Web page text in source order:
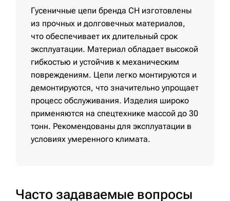
Гусеничные цепи бренда CH изготовлены
из прочных и долговечных материалов,
что обеспечивает их длительный срок
эксплуатации. Материал обладает высокой
гибкостью и устойчив к механическим
повреждениям. Цепи легко монтируются и
демонтируются, что значительно упрощает
процесс обслуживания. Изделия широко
применяются на спецтехнике массой до 30
тонн. Рекомендованы для эксплуатации в
условиях умеренного климата.
Часто задаваемые вопросы